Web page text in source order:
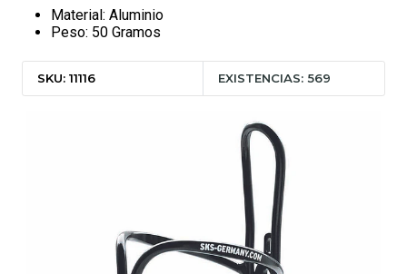
Material: Aluminio
Peso: 50 Gramos
SKU: 11116 EXISTENCIAS: 569